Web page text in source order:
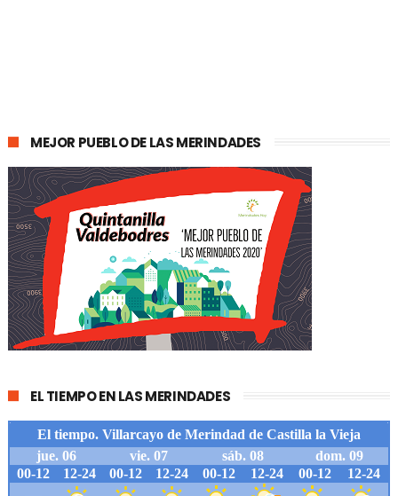
MEJOR PUEBLO DE LAS MERINDADES
EL TIEMPO EN LAS MERINDADES